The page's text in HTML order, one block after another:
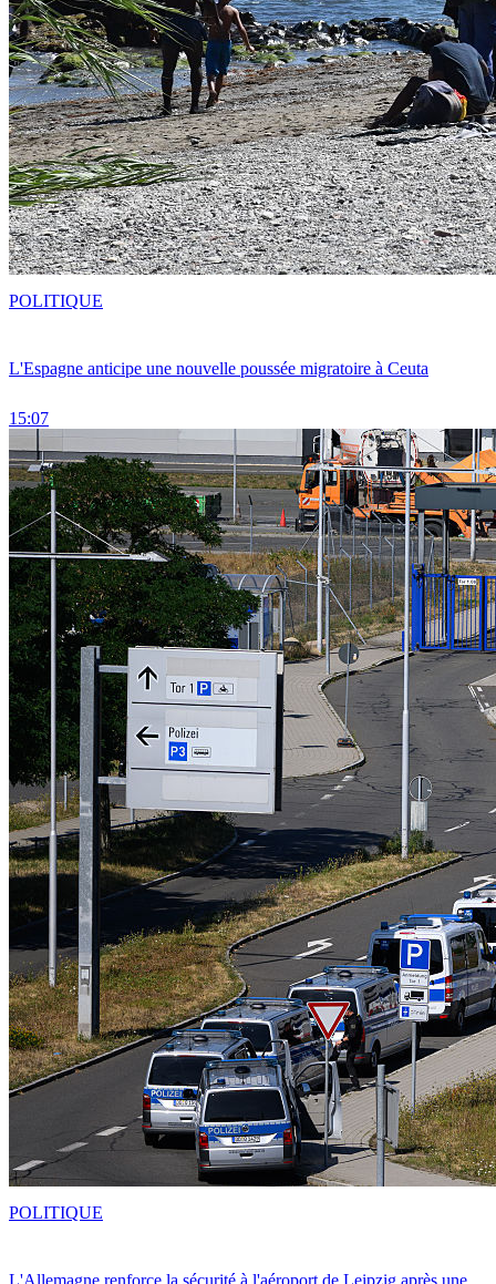
L'Espagne anticipe une nouvelle poussée migratoire à Ceuta
15:07
POLITIQUE
POLITIQUE